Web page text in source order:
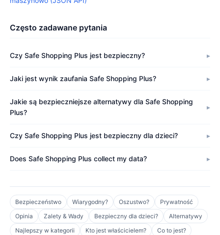
Często zadawane pytania
Czy Safe Shopping Plus jest bezpieczny?
Jaki jest wynik zaufania Safe Shopping Plus?
Jakie są bezpieczniejsze alternatywy dla Safe Shopping
Plus?
Czy Safe Shopping Plus jest bezpieczny dla dzieci?
Does Safe Shopping Plus collect my data?
Bezpieczeństwo Wiarygodny? Oszustwo?
Prywatność
Opinia
Zalety & Wady Bezpieczny dla dzieci?
Alternatywy
Najlepszy w kategorii
Kto jest właścicielem?
Co to jest?